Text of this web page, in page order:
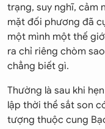
trạng, suy nghĩ, cảm
mặt đối phương đã
một mình một thế
ra chỉ riêng chòm
chẳng biết gì.
Thường là sau khi
lập thời thề sắt son
tượng thuộc cung